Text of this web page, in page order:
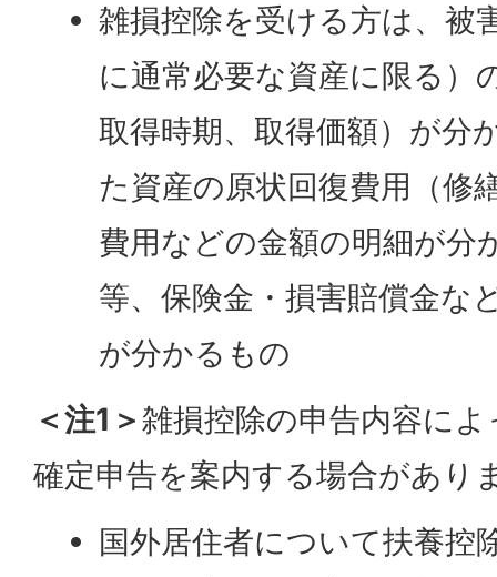
雑損控除を受ける方は、被
に通常必要な資産に限る）
取得時期、取得価額）が分
た資産の原状回復費用（修
費用などの金額の明細が分
等、保険金・損害賠償金な
が分かるもの
＜注1＞雑損控除の申告内容に
確定申告を案内する場合があり
国外居住者について扶養控